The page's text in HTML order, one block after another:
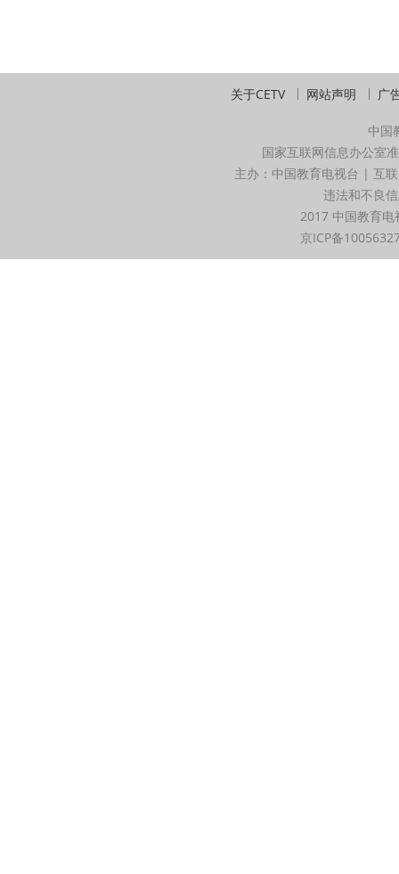
关于CETV 网站声明 广
中国
国家互联网信息办公室
主办：中国教育电视台 | 互
违法和不良
2017 中国教育
京ICP备